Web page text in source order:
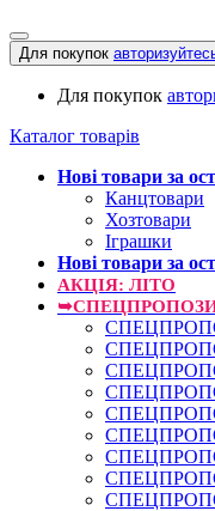
Для покупок
Для покупок
Каталог товарів
Нові товари за
Канцтовари
Хозтовари
Іграшки
Нові товари за
АКЦІЯ: ЛІТО